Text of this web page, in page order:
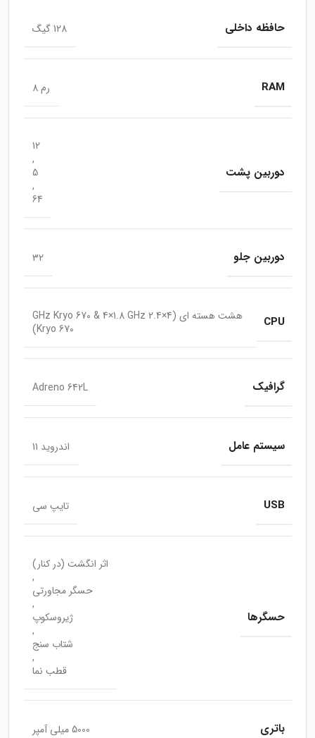
حافظه داخلی 128 گیگ
RAM رم 8
دوربین پشت
12
,
5
,
64
دوربین جلو 32
CPU
هشت هسته ای (4×2.4 GHz Kryo 670 & 4×1.8 GHz
Kryo 670)
گرافیک Adreno 642L
سیستم عامل اندروید 11
USB تایپ سی
حسگرها
اثر انگشت (در کنار)
,
حسگر مجاورتی
,
ژیروسکوپ
,
شتاب سنج
,
قطب نما
باتری 5000 میلی آمپر